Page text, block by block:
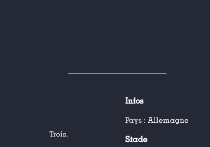
Trois.
Infos
Pays :Allemagne
Stade